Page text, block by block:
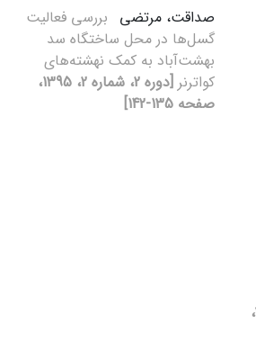
[دوره 2، شماره 3،
صداقت، مرتضی بررسی فعالیت
گسل‌ها در محل ساختگاه سد
بهشت‌آباد به کمک نهشته‌های
کواترنر
[دوره 2، شماره 2، 1395،
صفحه 135-142]